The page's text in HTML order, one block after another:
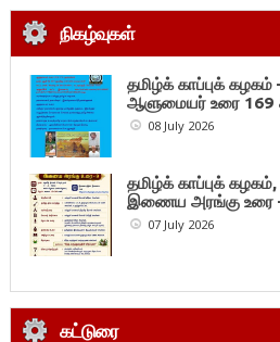
நிகழ்வுகள்
தமிழ்க் காப்புக்
ஆளுமையர் உரை 169
08 July 2026
தமிழ்க் காப்புக் கழகம்,
இணைய அரங்கு உரை
07 July 2026
கட்டுரை